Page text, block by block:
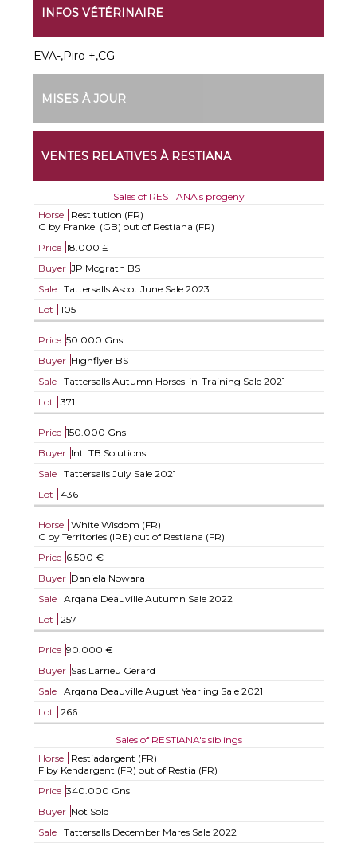
INFOS VÉTÉRINAIRE
EVA-,Piro +,CG
MISES À JOUR
VENTES RELATIVES À RESTIANA
Sales of RESTIANA's progeny
Horse
Restitution (FR)
G by Frankel (GB) out of Restiana (FR)
Price 18.000 £
Buyer JP Mcgrath BS
Sale
Tattersalls Ascot June Sale 2023
Lot
105
Price 50.000 Gns
Buyer Highflyer BS
Sale
Tattersalls Autumn Horses-in-Training Sale 2021
Lot
371
Price 150.000 Gns
Buyer Int. TB Solutions
Sale
Tattersalls July Sale 2021
Lot
436
Horse
White Wisdom (FR)
C by Territories (IRE) out of Restiana (FR)
Price 6.500 €
Buyer Daniela Nowara
Sale
Arqana Deauville Autumn Sale 2022
Lot
257
Price 90.000 €
Buyer Sas Larrieu Gerard
Sale
Arqana Deauville August Yearling Sale 2021
Lot
266
Sales of RESTIANA's siblings
Horse
Restiadargent (FR)
F by Kendargent (FR) out of Restia (FR)
Price 340.000 Gns
Buyer Not Sold
Sale
Tattersalls December Mares Sale 2022